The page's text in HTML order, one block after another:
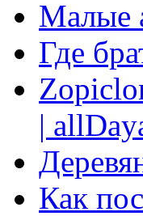
Малые
Где
|
Как